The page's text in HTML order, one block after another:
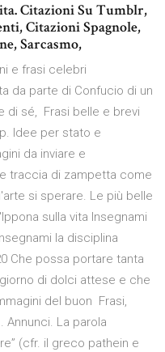
Citazioni Su Tumblr,
Citazioni Spagnole,
Sarcasmo,
e frasi celebri
da parte di Confucio di un
di sé, Frasi belle e brevi
Idee per stato e
da inviare e
traccia di zampetta come
si sperare. Le più belle
sulla vita Insegnami
la disciplina
Che possa portare tanta
di dolci attese e che
del buon Frasi,
Annunci. La parola
(cfr. il greco pathein e